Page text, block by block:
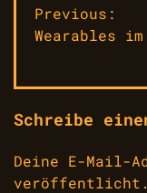
Previous:
Wearables
Schreibe
Deine E-Mail-
veröffentlicht.